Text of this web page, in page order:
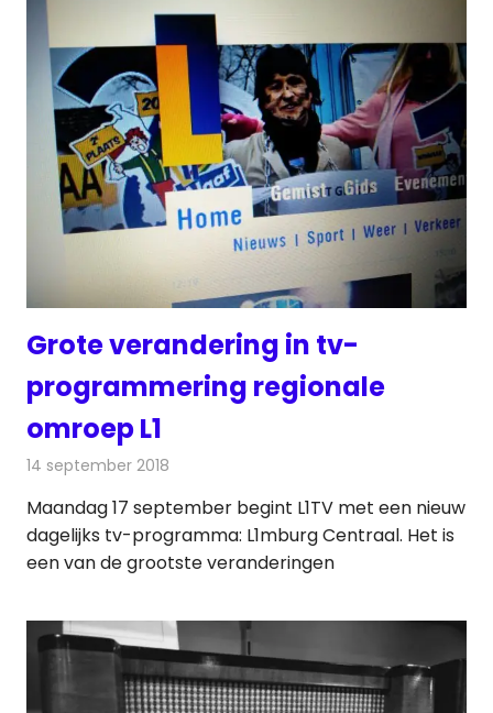
Grote verandering in tv-
programmering regionale
omroep L1
14 september 2018
Maandag 17 september begint L1TV met een nieuw
dagelijks tv-programma: L1mburg Centraal. Het is
een van de grootste veranderingen